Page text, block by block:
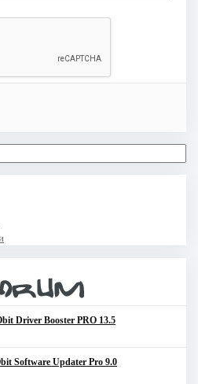
Driver Booster PRO 13.5
Software Updater Pro 9.0